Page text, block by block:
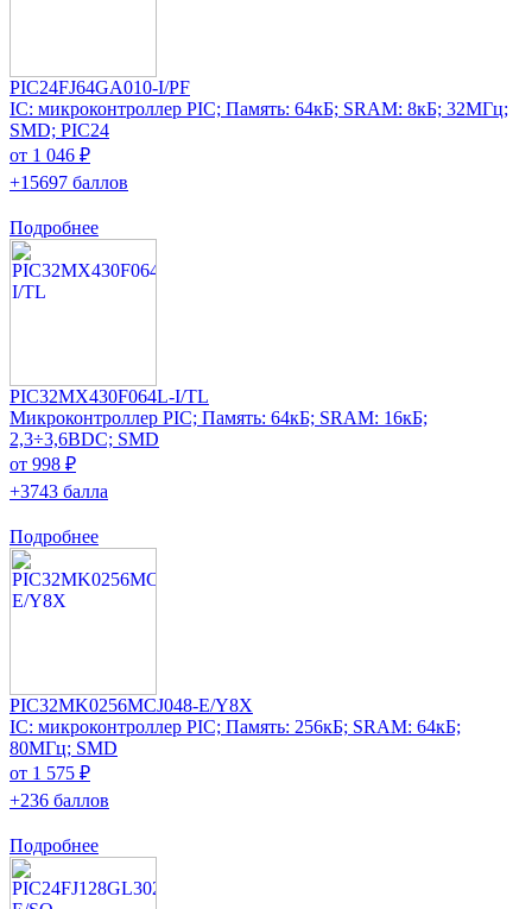
PIC24FJ64GA010-I/PF
IC: микроконтроллер PIC; Память: 64кБ; SRAM: 8кБ; 32МГц;
SMD; PIC24
от 1 046 ₽
+15697 баллов
Подробнее
PIC32MX430F064L-I/TL
Микроконтроллер PIC; Память: 64кБ; SRAM: 16кБ;
2,3÷3,6ВDC; SMD
от 998 ₽
+3743 балла
Подробнее
PIC32MK0256MCJ048-E/Y8X
IC: микроконтроллер PIC; Память: 256кБ; SRAM: 64кБ;
80МГц; SMD
от 1 575 ₽
+236 баллов
Подробнее